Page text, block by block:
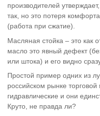
производителей
так, но это потеря
(работа при сжатие).
Масляная стойка – это как
масло это явный дефект
или штока) и его видно
Простой пример одних из
российском рынке
гидравлические и они
Круто, не правда ли?